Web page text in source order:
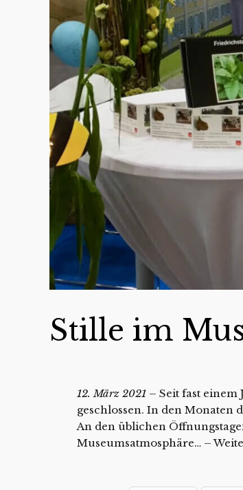
Stille im
12. März 2021 – Seit fast einem
geschlossen. In den Monaten
An den üblichen
Museumsatmosphäre… –